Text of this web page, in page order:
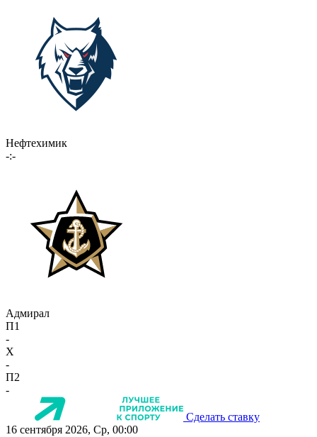
Нефтехимик
-:-
Адмирал
П1
-
X
-
П2
-
Сделать ставку
16 сентября 2026, Ср, 00:00